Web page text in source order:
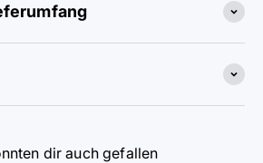
dir auch gefallen